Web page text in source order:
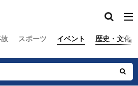
スポーツ イベント 歴史・文化